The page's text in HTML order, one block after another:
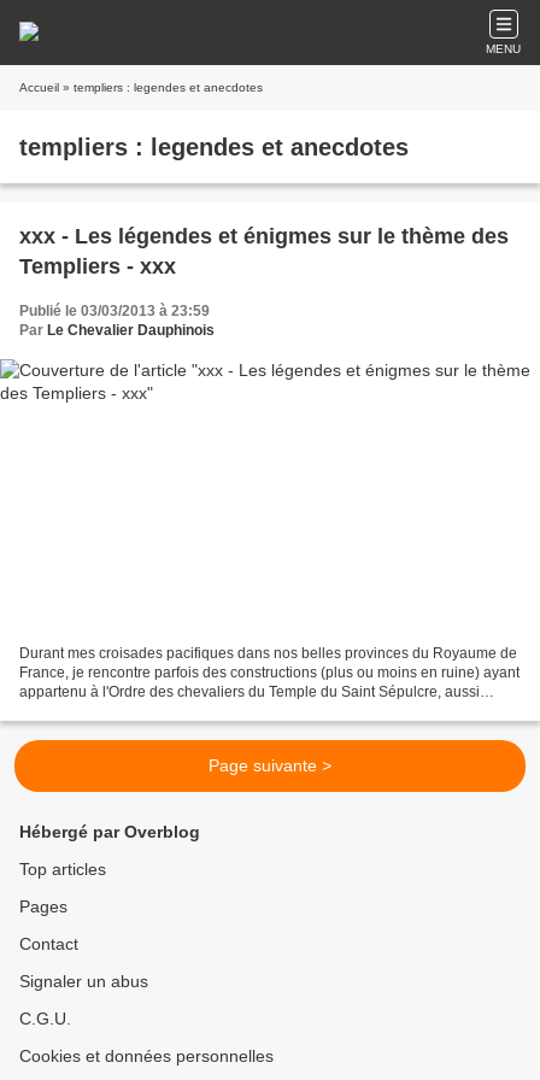
MENU
Accueil » templiers : legendes et anecdotes
templiers : legendes et anecdotes
xxx - Les légendes et énigmes sur le thème des
Templiers - xxx
Publié le 03/03/2013 à 23:59
Par Le Chevalier Dauphinois
Durant mes croisades pacifiques dans nos belles provinces du Royaume de
France, je rencontre parfois des constructions (plus ou moins en ruine) ayant
appartenu à l'Ordre des chevaliers du Temple du Saint Sépulcre, aussi
Page suivante >
Hébergé par Overblog
Top articles
Pages
Contact
Signaler un abus
C.G.U.
Cookies et données personnelles